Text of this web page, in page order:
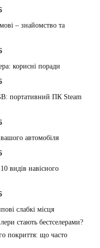
– знайомство та
корисні поради
портативний ПК Steam
автомобіля
видів навісного
слабкі місця
стають бестселерами?
покриття: що часто